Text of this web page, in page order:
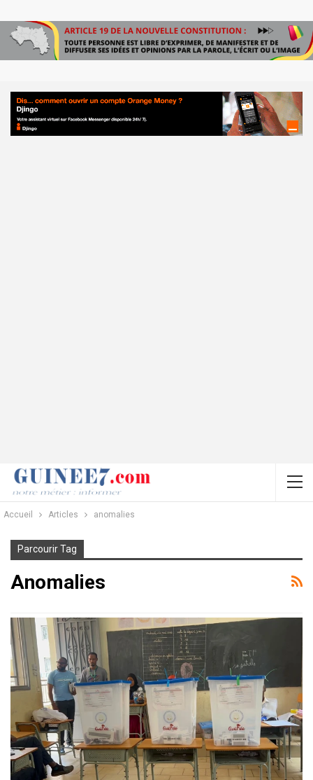
Accueil Articles anomalies
Parcourir Tag
Anomalies